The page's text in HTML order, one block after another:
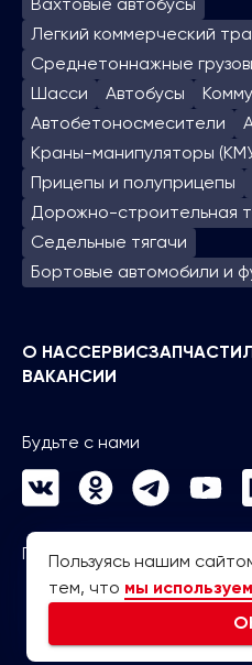
Легкий коммерческий
Среднетоннажные
Шасси
Автобусы
Автобетоносмесители
Краны-манипуляторы
Прицепы и полуприцепы
Дорожно-строительная
Седельные тягачи
Бортовые автомобили и
О НАССЕРВИСЗАПЧАСТИ
ВАКАНСИИ
Будьте с нами
Политика
Пользуясь нашим
тем, что мы